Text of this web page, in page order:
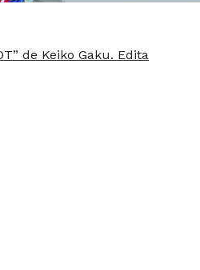
de Keiko Gaku. Edita